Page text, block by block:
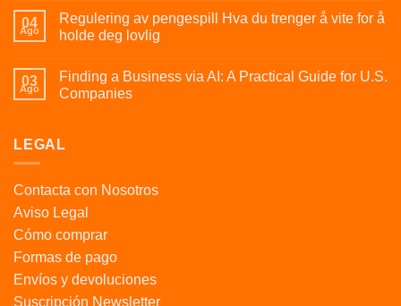
04
Ago
Regulering av pengespill Hva du trenger å vite for å
holde deg lovlig
03
Ago
Finding a Business via AI: A Practical Guide for U.S.
Companies
LEGAL
Contacta con Nosotros
Aviso Legal
Cómo comprar
Formas de pago
Envíos y devoluciones
Suscripción Newsletter